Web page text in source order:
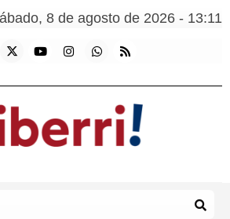
8 de agosto de 2026 - 13:11